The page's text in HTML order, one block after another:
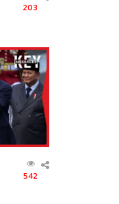
203
542